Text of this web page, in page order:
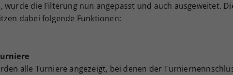
wurde die Filterung nun angepasst und auch ausgeweitet.
dabei folgende Funktionen:
alle Turniere angezeigt, bei denen der